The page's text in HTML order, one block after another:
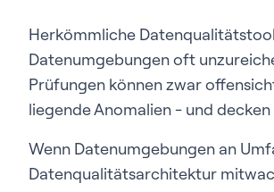
Herkömmliche
Datenumgebungen oft
Prüfungen können zwar
liegende Anomalien - und
Wenn Datenumgebungen an
Datenqualitätsarchitektur